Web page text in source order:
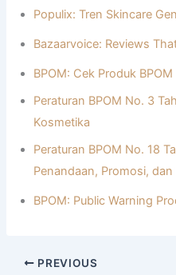
Populix: Tren Skincare
Bazaarvoice: Reviews
BPOM: Cek Produk BPOM
Peraturan BPOM No. 3
Kosmetika
Peraturan BPOM No. 18
Penandaan, Promosi,
BPOM: Public Warning
PREVIOUS